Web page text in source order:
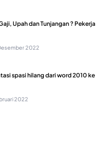
Upah dan Tunjangan ? Pekerja
2022
spasi hilang dari word 2010 ke
2022